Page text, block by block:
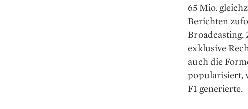
65 Mio.
Berichten
Broadcasting.
exklusive
auch die
popularisiert,
F1 generierte.